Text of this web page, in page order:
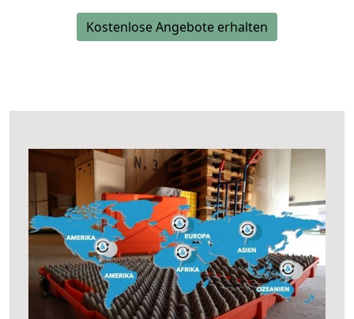
Kostenlose Angebote erhalten